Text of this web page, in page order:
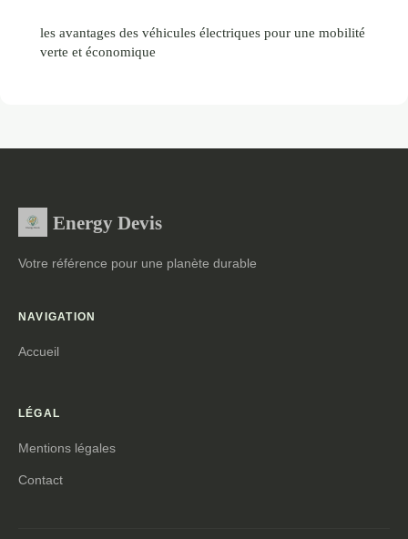
les avantages des véhicules électriques pour une mobilité
verte et économique
Energy Devis
Votre référence pour une planète durable
NAVIGATION
Accueil
LÉGAL
Mentions légales
Contact